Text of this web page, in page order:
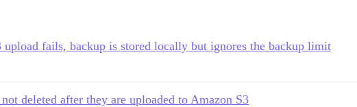
upload fails, backup is stored locally but ignores the backup limit
deleted after they are uploaded to Amazon S3